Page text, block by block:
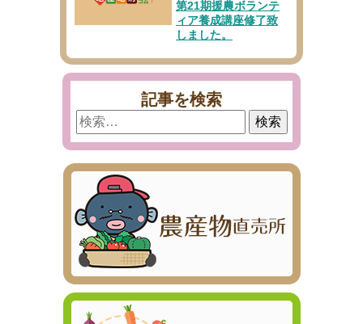
第21期援農ボランテ
ィア養成講座修了致
しました。
記事を検索
検
索: